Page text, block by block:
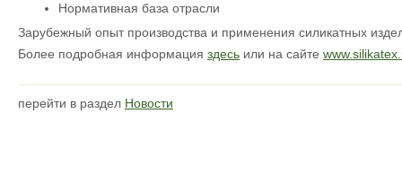
Нормативная база отрасли
Зарубежный опыт производства и применения силикатных
Более подробная информация здесь или на сайте
перейти в раздел Новости